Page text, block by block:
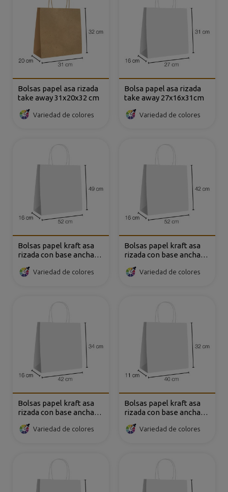
Bolsas papel asa rizada
take away 31x20x32 cm
Variedad de colores
Bolsa papel asa rizada
take away 27x16x31cm
Variedad de colores
Bolsas papel kraft asa
rizada con base ancha
Variedad de colores
Bolsas papel kraft asa
rizada con base ancha
Variedad de colores
Bolsas papel kraft asa
rizada con base ancha
Variedad de colores
Bolsas papel kraft asa
rizada con base ancha
Variedad de colores